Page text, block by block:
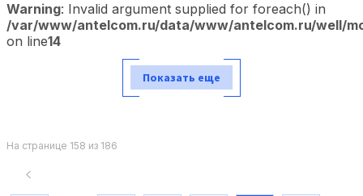
Warning: Invalid argument supplied for foreach() in
/var/www/antelcom.ru/data/www/antelcom.ru/well/
on line14
Показать еще
На странице 158 из 186